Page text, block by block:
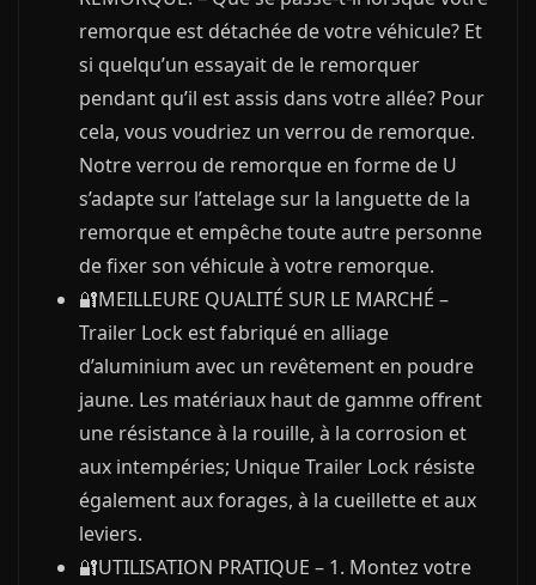
remorque est détachée de votre véhicule? Et
si quelqu’un essayait de le remorquer
pendant qu’il est assis dans votre allée? Pour
cela, vous voudriez un verrou de remorque.
Notre verrou de remorque en forme de U
s’adapte sur l’attelage sur la languette de la
remorque et empêche toute autre personne
de fixer son véhicule à votre remorque.
🔐MEILLEURE QUALITÉ SUR LE MARCHÉ –
Trailer Lock est fabriqué en alliage
d’aluminium avec un revêtement en poudre
jaune. Les matériaux haut de gamme offrent
une résistance à la rouille, à la corrosion et
aux intempéries; Unique Trailer Lock résiste
également aux forages, à la cueillette et aux
leviers.
🔐UTILISATION PRATIQUE – 1. Montez votre